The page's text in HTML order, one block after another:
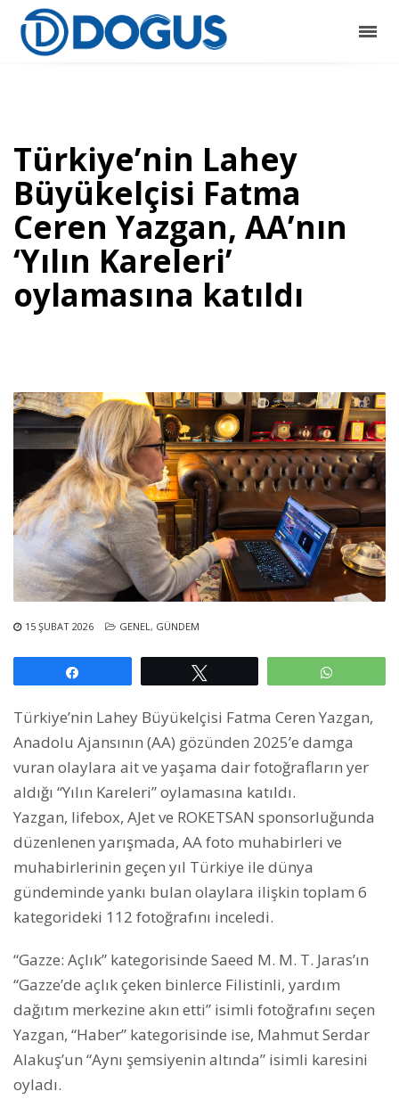
Türkiye’nin Lahey
Büyükelçisi Fatma
Ceren Yazgan, AA’nın
‘Yılın Kareleri’
oylamasına katıldı
15 ŞUBAT 2026 GENEL, GÜNDEM
Türkiye’nin Lahey Büyükelçisi Fatma Ceren Yazgan,
Anadolu Ajansının (AA) gözünden 2025’e damga
vuran olaylara ait ve yaşama dair fotoğrafların yer
aldığı “Yılın Kareleri” oylamasına katıldı.
Yazgan, lifebox, AJet ve ROKETSAN sponsorluğunda
düzenlenen yarışmada, AA foto muhabirleri ve
muhabirlerinin geçen yıl Türkiye ile dünya
gündeminde yankı bulan olaylara ilişkin toplam 6
kategorideki 112 fotoğrafını inceledi.
“Gazze: Açlık” kategorisinde Saeed M. M. T. Jaras’ın
“Gazze’de açlık çeken binlerce Filistinli, yardım
dağıtım merkezine akın etti” isimli fotoğrafını seçen
Yazgan, “Haber” kategorisinde ise, Mahmut Serdar
Alakuş’un “Aynı şemsiyenin altında” isimli karesini
oyladı.